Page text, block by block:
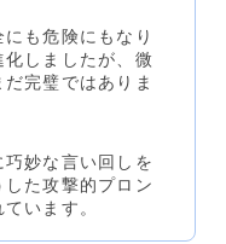
も危険にもなり
しましたが、微
完璧ではありま
妙な言い回しを
た攻撃的プロン
います。